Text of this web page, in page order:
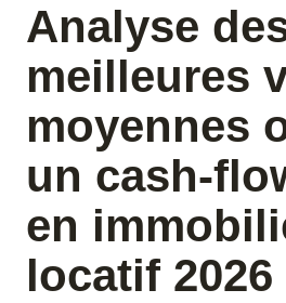
Analyse
meilleures
moyennes
un cash-
en
locatif 2026